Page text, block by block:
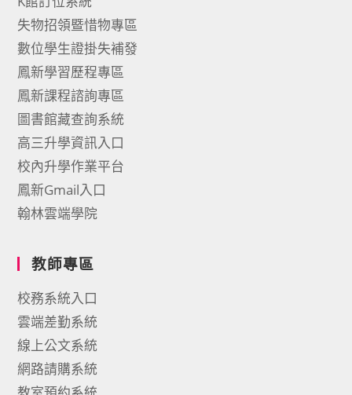
失物招領暨惜物專區
數位學生證掛失補發
鳳新學習歷程專區
鳳新課程諮詢專區
圖書館藏查詢系統
高三升學資訊入口
校內升學作業平台
鳳新Gmail入口
翰林雲端學院
教師專區
校務系統入口
雲端差勤系統
線上公文系統
網路請購系統